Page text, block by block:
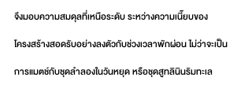
จึงมอบความสมดุลที่เหนือระดับ ระหว่างความเนี๊ยบของ
โครงสร้างสอดรับอย่างลงตัวกับช่วงเวลาพักผ่อน ไม่ว่าจะเป็น
การแมตช์กับชุดลำลองในวันหยุด หรือชุดสูทลินินริมทะเล